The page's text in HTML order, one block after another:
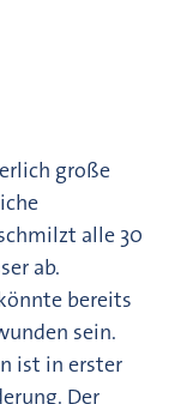
große
alle 30
ab.
bereits
sein.
ist in erster
Der